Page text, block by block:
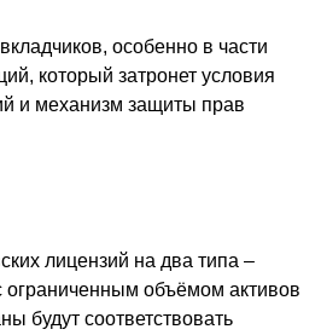
особенно в части
который затронет условия
и механизм защиты прав
лицензий на два типа –
ограниченным объёмом активов
будут соответствовать